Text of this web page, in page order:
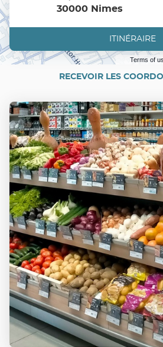
Terms of
vente
30000 Nimes
ITINÉRAIRE
POINT
DE
UTILE
RECEVOIR LES
RECEVOIR
COORDONNÉES